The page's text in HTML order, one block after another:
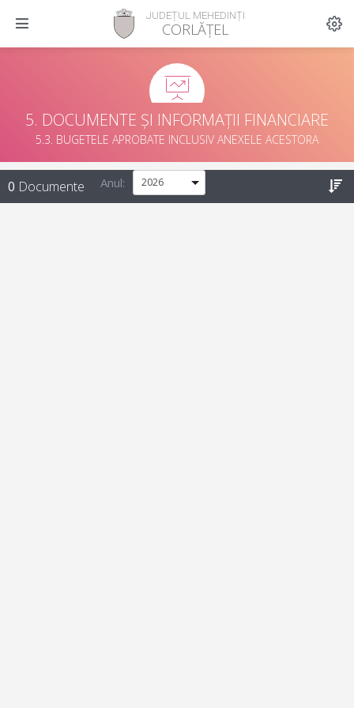
JUDEȚUL MEHEDINȚI
CORLĂȚEL
5. DOCUMENTE ȘI INFORMAȚII FINANCIARE
5.3. BUGETELE APROBATE INCLUSIV ANEXELE ACESTORA
0 Documente Anul: